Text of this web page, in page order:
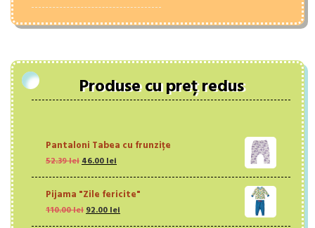
Produse cu preț redus
Pantaloni Tabea cu frunzițe
52.39lei Prețul
fost:
52.39 lei.
46.00lei
46.00 lei.
Pijama "Zile fericite"
110.00lei Prețul
92.00lei